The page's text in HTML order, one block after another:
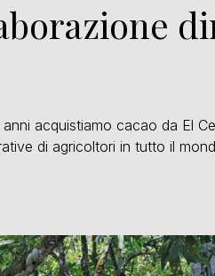
acquistiamo cacao da El
di agricoltori in tutto il